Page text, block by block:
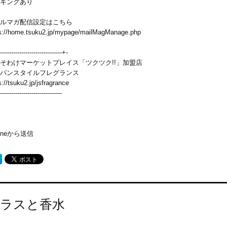
ングあり
マガ配信設定はこちら
home.tsuku2.jp/mypage/mailMagManage.php
+-
わけマーケットプレイス「ツクツク!!」加盟店
ンスタイルフレグランス
tsuku2.jp/jsfragrance
から送信
スと香水